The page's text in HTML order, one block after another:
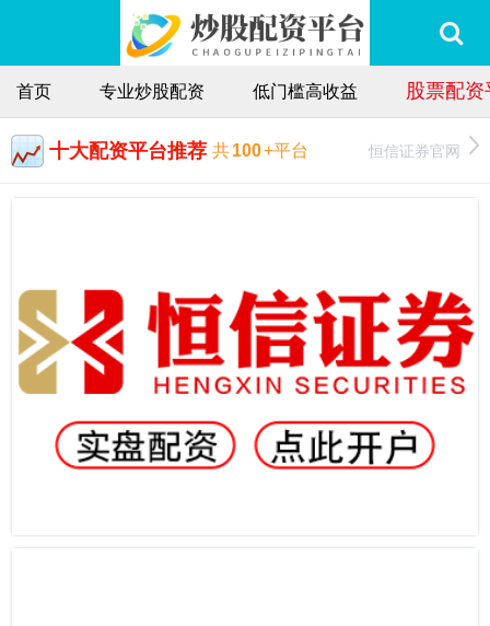
首页 专业炒股配资 低门槛高收益 股票配
十大配资平台推荐 共100+平台 恒信证券官网